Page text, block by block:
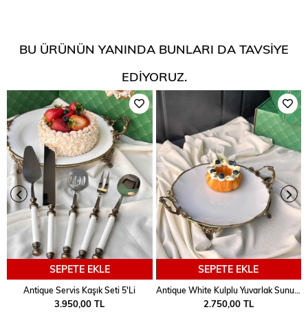
BU ÜRÜNÜN YANINDA BUNLARI DA TAVSIYE
EDIYORUZ.
SEPETE EKLE
Antique Servis Kaşık Seti 5'Li
3.950,00 TL
SEPETE EKLE
Antique White Kulplu Yuvarlak Sunum Tabak
2.750,00 TL